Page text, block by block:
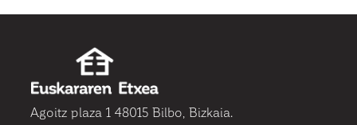
Agoitz plaza 1 48015 Bilbo, Bizkaia.